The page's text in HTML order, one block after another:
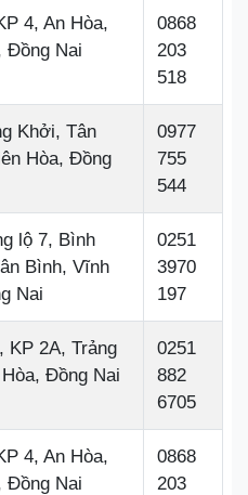
4, An Hòa,
Đồng Nai
0868
203
518
Khởi, Tân
Hòa, Đồng
0977
755
544
lộ 7, Bình
Bình, Vĩnh
Nai
0251
3970
197
KP 2A, Trảng
Đồng Nai
0251
882
6705
4, An Hòa,
Đồng Nai
0868
203